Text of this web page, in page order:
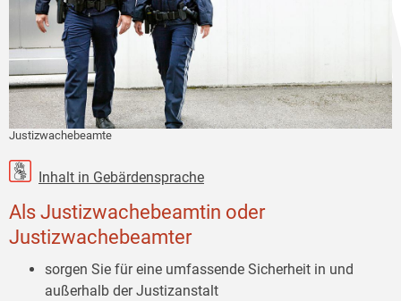
Justizwachebeamte
Inhalt in Gebärdensprache
Als Justizwachebeamtin oder
Justizwachebeamter
sorgen Sie für eine umfassende Sicherheit in und
außerhalb der Justizanstalt